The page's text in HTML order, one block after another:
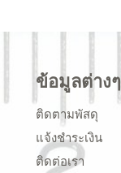
ข้อมูลต่างๆ
ติดตามพัสดุ
แจ้งชำระเงิน
ติดต่อเรา